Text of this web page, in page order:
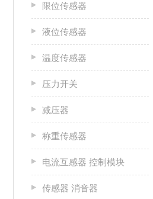
限位传感器
液位传感器
温度传感器
压力开关
减压器
称重传感器
电流互感器 控制模块
传感器 消音器